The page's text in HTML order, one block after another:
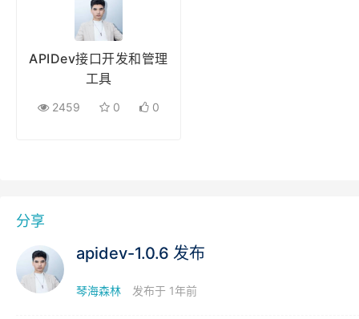
APIDev接口开发和管理
工具
2459 0 0
分享
apidev-1.0.6 发布
琴海森林 发布于 1年前